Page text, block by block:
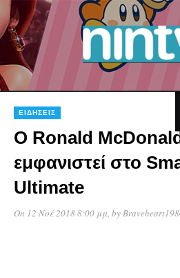
ΕΙΔΉΣΕΙΣ
O Ronald
εμφανιστεί στο
Ultimate
On 12 Νοέ 2018 8:00 μμ , by